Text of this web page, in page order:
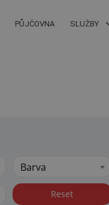
PŮJČOVNA SLUŽBY
Barva
Reset